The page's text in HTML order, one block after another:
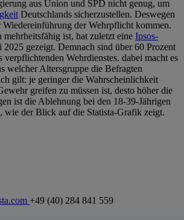
aus Union und SPD nicht genug, um
Deutschlands sicherzustellen. Deswegen
der Wehrpflicht kommen.
mehrheitsfähig ist, hat zuletzt eine Ipsos-
2025 gezeigt. Demnach sind über 60 Prozent
verpflichtenden Wehrdienstes. dabei macht es
welcher Altersgruppe die Befragten
gilt: je geringer die Wahrscheinlichkeit
greifen zu müssen ist, desto höher die
ist die Ablehnung bei den 18-39-Jährigen
wie der Blick auf die Statista-Grafik zeigt.
+49 (40) 284 841 559